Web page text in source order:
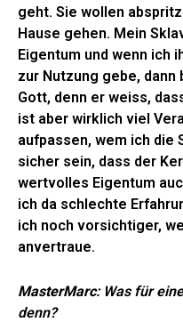
geht. Sie wollen
Hause gehen. Mein
Eigentum und wenn ich
zur Nutzung gebe,
Gott, denn er weiss,
ist aber wirklich viel
aufpassen, wem ich die
sicher sein, dass der
wertvolles Eigentum
ich da schlechte
ich noch vorsichtiger,
anvertraue.
MasterMarc: Was für
denn?